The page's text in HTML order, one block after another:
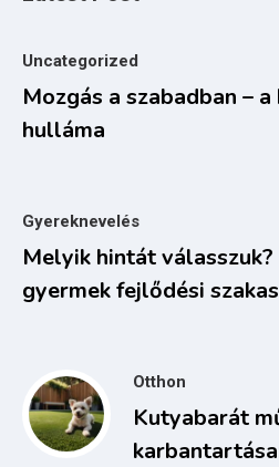
Uncategorized
Mozgás a szabadban –
hulláma
Gyereknevelés
Melyik hintát
gyermek fejlődési
Otthon
Kutyabarát